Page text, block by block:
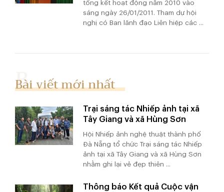
tổng kết hoạt động năm 2010 vào
sáng ngày 26/01/2011. Tham dự hội
nghị có Ban lãnh đạo Liên hiệp các ...
Bài viết mới nhất
Trại sáng tác Nhiếp ảnh tại xã
Tây Giang và xã Hùng Sơn
Hội Nhiếp ảnh nghệ thuật thành phố
Đà Nẵng tổ chức Trại sáng tác Nhiếp
ảnh tại xã Tây Giang và xã Hùng Sơn
nhằm ghi lại vẻ đẹp thiên ...
Thông báo Kết quả Cuộc vận